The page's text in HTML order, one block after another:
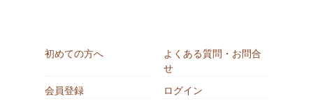
初めての方へ
よくある質問・お問合
せ
会員登録
ログイン